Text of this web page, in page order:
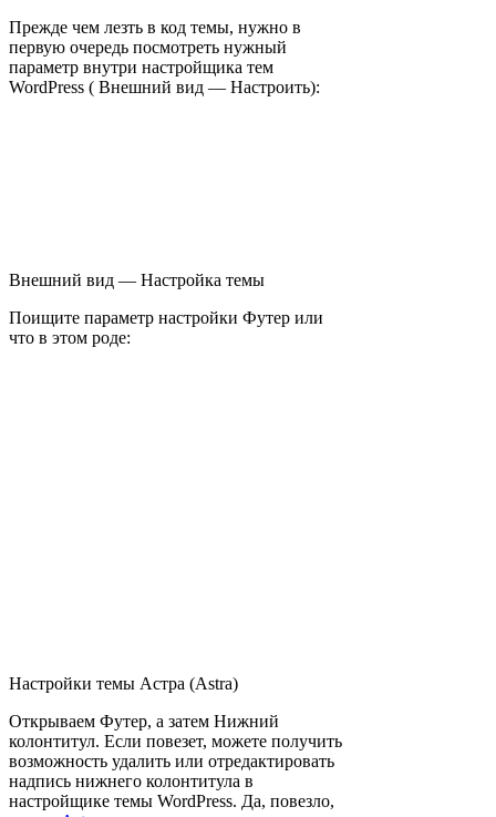
Прежде чем лезть в код темы, нужно в
первую очередь посмотреть нужный
параметр внутри настройщика тем
WordPress ( Внешний вид — Настроить):
Внешний вид — Настройка темы
Поищите параметр настройки Футер или
что в этом роде:
Настройки темы Астра (Astra)
Открываем Футер, а затем Нижний
колонтитул. Если повезет, можете получить
​​возможность удалить или отредактировать
надпись нижнего колонтитула в
настройщике темы WordPress. Да, повезло,